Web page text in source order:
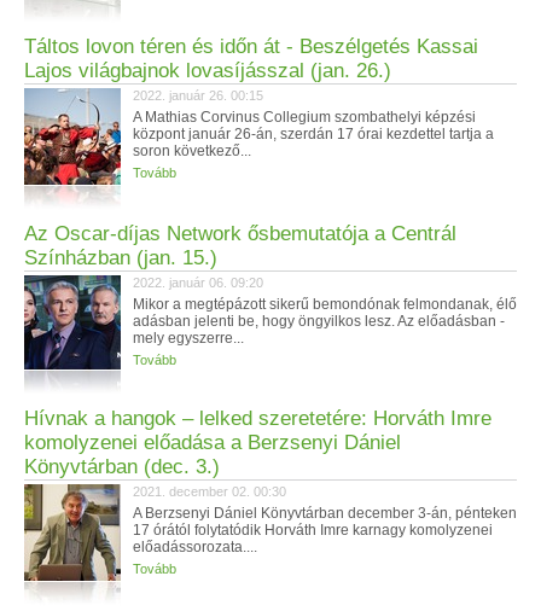
Táltos lovon téren és időn át - Beszélgetés Kassai
Lajos világbajnok lovasíjásszal (jan. 26.)
2022. január 26. 00:15
A Mathias Corvinus Collegium szombathelyi képzési
központ január 26-án, szerdán 17 órai kezdettel tartja a
soron következő...
Tovább
Az Oscar-díjas Network ősbemutatója a Centrál
Színházban (jan. 15.)
2022. január 06. 09:20
Mikor a megtépázott sikerű bemondónak felmondanak, élő
adásban jelenti be, hogy öngyilkos lesz. Az előadásban -
mely egyszerre...
Tovább
Hívnak a hangok – lelked szeretetére: Horváth Imre
komolyzenei előadása a Berzsenyi Dániel
Könyvtárban (dec. 3.)
2021. december 02. 00:30
A Berzsenyi Dániel Könyvtárban december 3-án, pénteken
17 órától folytatódik Horváth Imre karnagy komolyzenei
előadássorozata....
Tovább